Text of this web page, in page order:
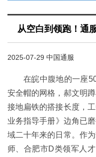
从空白到领跑！通
2025-07-29 中国通服
在皖中腹地的一座
安全帽的网格，郝文明
接地扁铁的搭接长度，
业务指导手册》边角已
域二十年来的日常。作
师、合肥市D类领军人